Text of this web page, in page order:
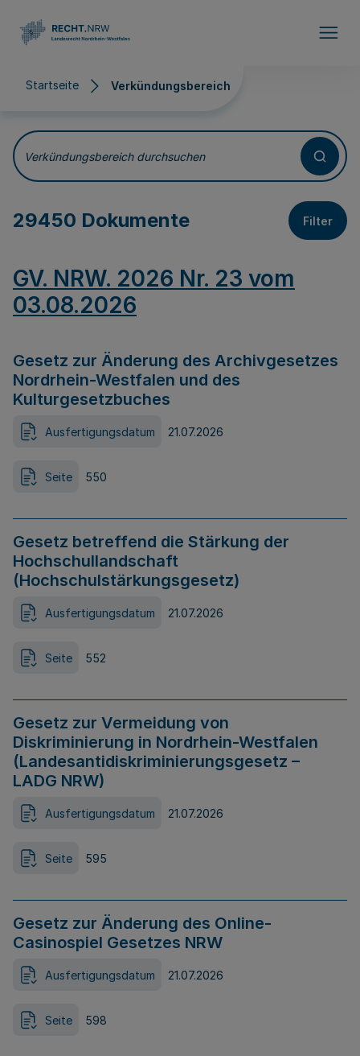
Startseite Verkündungsbereich
Verkündungsbereich
Verkündungsbereich durchsuchen
29450 Dokumente Filter
GV. NRW. 2026 Nr. 23 vom
03.08.2026
Gesetz zur Änderung des Archivgesetzes
Nordrhein-Westfalen und des
Kulturgesetzbuches
Ausfertigungsdatum 21.07.2026
Seite 550
Gesetz betreffend die Stärkung der
Hochschullandschaft
(Hochschulstärkungsgesetz)
Ausfertigungsdatum 21.07.2026
Seite 552
Gesetz zur Vermeidung von
Diskriminierung in Nordrhein-Westfalen
(Landesantidiskriminierungsgesetz –
LADG NRW)
Ausfertigungsdatum 21.07.2026
Seite 595
Gesetz zur Änderung des Online-
Casinospiel Gesetzes NRW
Ausfertigungsdatum 21.07.2026
Seite 598